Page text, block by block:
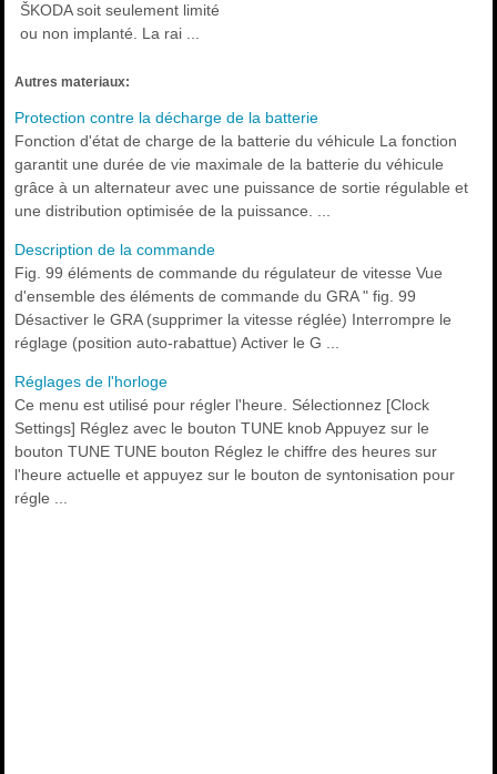
ŠKODA soit seulement limité
ou non implanté. La rai ...
Autres materiaux:
Protection contre la décharge de la batterie
Fonction d'état de charge de la batterie du véhicule La fonction
garantit une durée de vie maximale de la batterie du véhicule
grâce à un alternateur avec une puissance de sortie régulable et
une distribution optimisée de la puissance. ...
Description de la commande
Fig. 99 éléments de commande du régulateur de vitesse Vue
d'ensemble des éléments de commande du GRA " fig. 99
Désactiver le GRA (supprimer la vitesse réglée) Interrompre le
réglage (position auto-rabattue) Activer le G ...
Réglages de l'horloge
Ce menu est utilisé pour régler l'heure. Sélectionnez [Clock
Settings] Réglez avec le bouton TUNE knob Appuyez sur le
bouton TUNE TUNE bouton Réglez le chiffre des heures sur
l'heure actuelle et appuyez sur le bouton de syntonisation pour
régle ...